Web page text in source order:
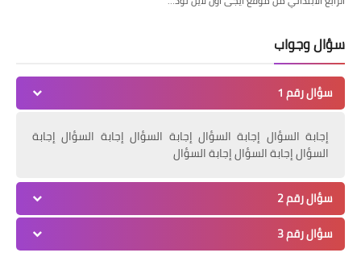
سؤال وجواب
سؤال رقم 1
إجابة السؤال إجابة السؤال إجابة السؤال إجابة السؤال إجابة
السؤال إجابة السؤال إجابة السؤال
سؤال رقم 2
سؤال رقم 3